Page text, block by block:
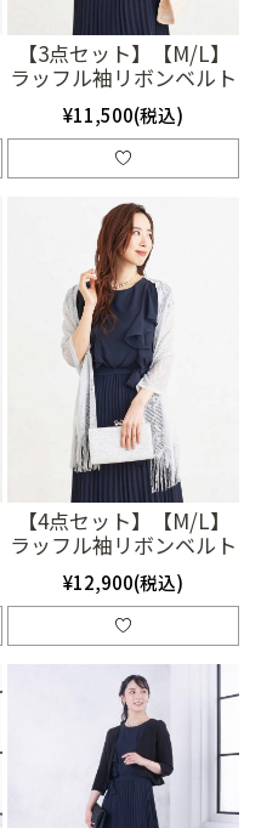
【3点セット】【M/L】
ラッフル袖リボンベルト
付きプリーツドレス（ネ
イビー）(SET3216)
¥11,500(税込)
【4点セット】【M/L】
ラッフル袖リボンベルト
付きプリーツドレス（ネ
イビー）(SET3220)
¥12,900(税込)